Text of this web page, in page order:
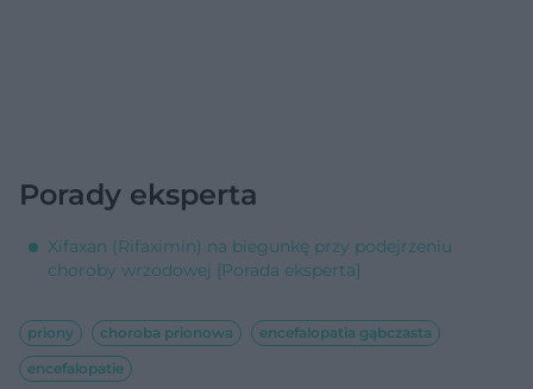
Porady eksperta
Xifaxan (Rifaximin) na biegunkę przy podejrzeniu
choroby wrzodowej [Porada eksperta]
priony choroba prionowa
encefalopatia gąbczasta
encefalopatie